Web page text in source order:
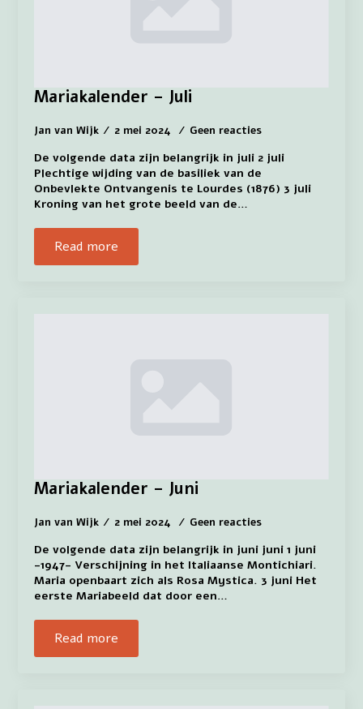
Mariakalender – Juli
Jan van Wijk 2 mei 2024 Geen reacties
De volgende data zijn belangrijk in juli 2 juli
Plechtige wijding van de basiliek van de
Onbevlekte Ontvangenis te Lourdes (1876) 3 juli
Kroning van het grote beeld van de…
Read more
Mariakalender – Juni
Jan van Wijk 2 mei 2024 Geen reacties
De volgende data zijn belangrijk in juni juni 1 juni
-1947- Verschijning in het Italiaanse Montichiari.
Maria openbaart zich als Rosa Mystica. 3 juni Het
eerste Mariabeeld dat door een…
Read more